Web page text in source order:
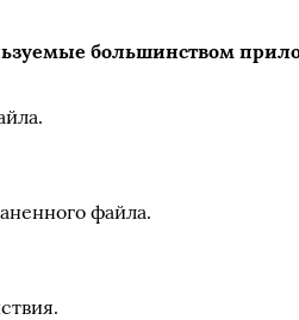
большинством
файла.